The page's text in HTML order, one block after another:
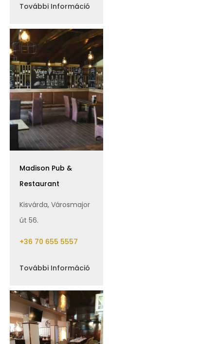
További Információ
Madison Pub &
Restaurant
Kisvárda, Városmajor
út 56.
+36 70 655 5557
További Információ